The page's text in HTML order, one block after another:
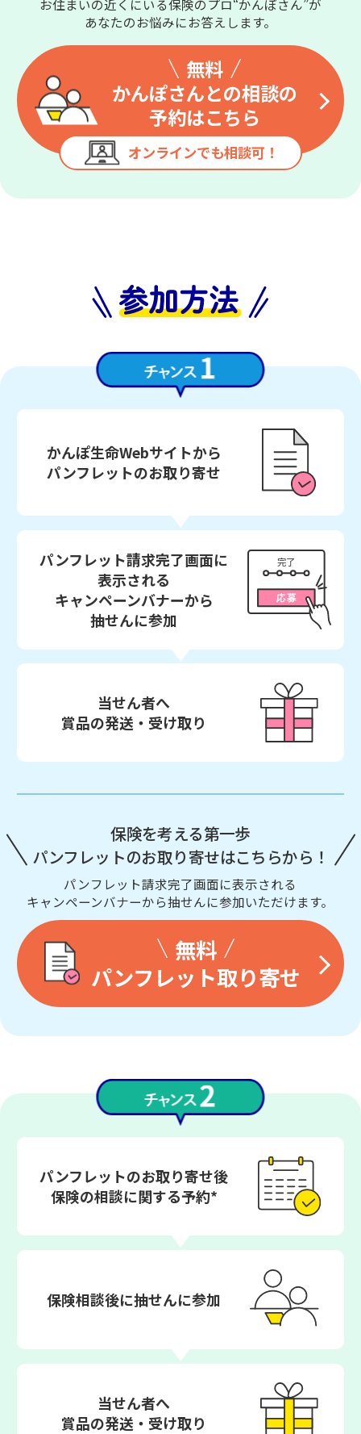
お住まいの近くにいる保険のプロ“かんぽさん”が
あなたのお悩みにお答えします。
無料
かんぽさんとの相談の
予約はこちら
オンラインでも相談可！
かんぽ生命Webサイトから
パンフレットのお取り寄せ
パンフレット請求完了画面に
表示される
キャンペーンバナーから
抽せんに参加
当せん者へ
賞品の発送・受け取り
保険を考える第一歩
パンフレットのお取り寄せはこちらから！
パンフレット請求完了画面に表示される
キャンペーンバナーから抽せんに参加いただけます。
無料
パンフレット取り寄せ
パンフレットのお取り寄せ後
保険の相談に関する予約*
保険相談後に抽せんに参加
当せん者へ
賞品の発送・受け取り